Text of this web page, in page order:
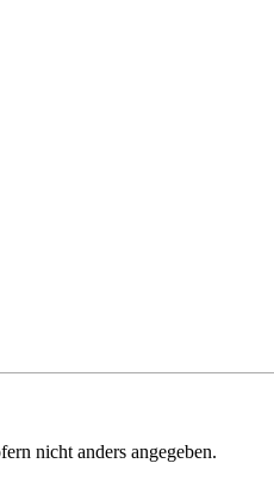
nicht anders angegeben.